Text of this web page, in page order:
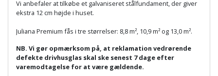
Skruer,
og
møtrikker
Nøgleværktøj
Økse
Gipsskruemaskine
Girafsliber
Girafsliber
tilbehør
og
tilbehør
Havetilbehør
Vi anbefaler at tilkøbe et galvaniseret stålfundament, der giver
ekstra 12 cm højde i huset.
Juliana Premium fås i tre størrelser: 8,8 m², 10,9 m² og 13,0 m².
NB. Vi gør opmærksom på, at reklamation vedrørende
defekte drivhusglas skal ske senest 7 dage efter
varemodtagelse for at være gældende.